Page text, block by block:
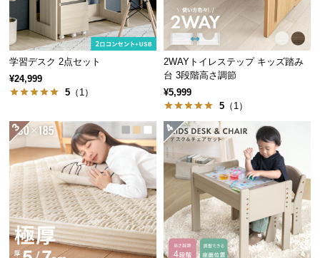
て
搬
入
に
つ
い
て
返
品・
キ
学習デスク 2点セット
¥24,999
5 （1）
2WAYトイレステップ キッズ踏み
台 3段階高さ調節
¥5,999
5 （1）